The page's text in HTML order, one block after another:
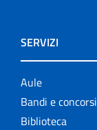
SERVIZI
Aule
Bandi e concorsi
Biblioteca